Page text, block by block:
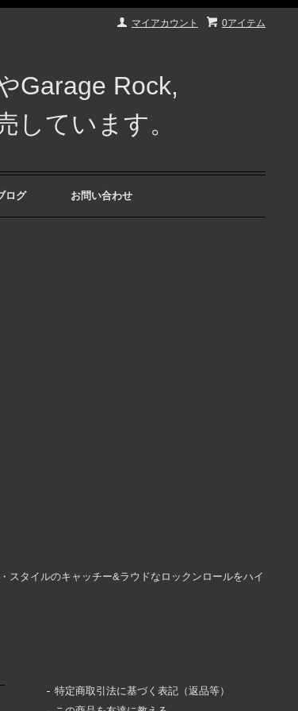
0アイテム
マイアカウント
Garage Rock,
しています。
ログ お問い合わせ
スタイルのキャッチー&ラウドなロックンロールをハイ
特定商取引法に基づく表記（返品等）